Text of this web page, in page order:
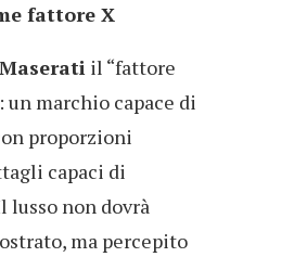
fattore X
Maserati il “fattore
un marchio capace di
proporzioni
capaci di
lusso non dovrà
ma percepito